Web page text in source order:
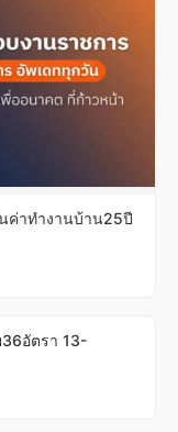
ค่าทำงานบ้าน25ปี
อัตรา 13-